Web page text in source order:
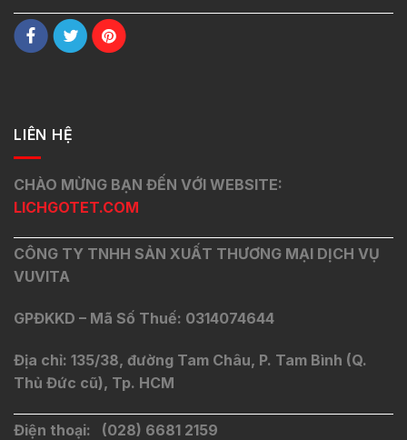
LIÊN HỆ
CHÀO MỪNG BẠN ĐẾN VỚI WEBSITE:
LICHGOTET.COM
CÔNG TY TNHH SẢN XUẤT THƯƠNG MẠI DỊCH VỤ
VUVITA
GPĐKKD – Mã Số Thuế: 0314074644
Địa chỉ: 135/38, đường Tam Châu, P. Tam Bình (Q.
Thủ Đức cũ), Tp. HCM
Điện thoại: (028) 6681 2159